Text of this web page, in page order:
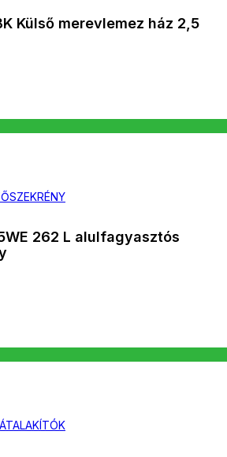
Külső merevlemez ház 2,5
262 L alulfagyasztós